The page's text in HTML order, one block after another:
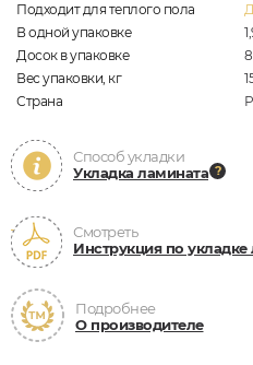
Подходит для теплого пола
В одной упаковке
Досок в упаковке
8
Вес упаковки, кг
Страна
Способ укладки
Укладка ламината
Смотреть
Инструкция по
Подробнее
О производителе